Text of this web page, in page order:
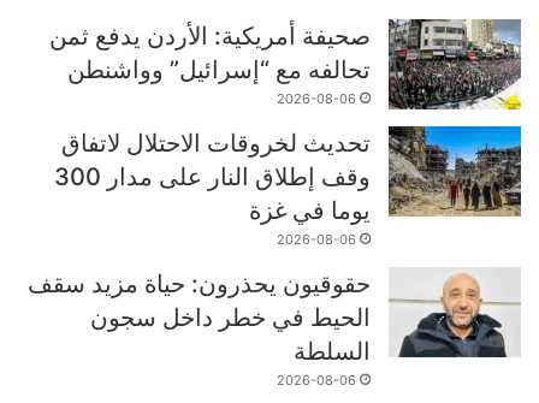
صحيفة أمريكية: الأردن يدفع ثمن
تحالفه مع “إسرائيل” وواشنطن
2026-08-06
تحديث لخروقات الاحتلال لاتفاق
وقف إطلاق النار على مدار 300
يوما في غزة
2026-08-06
حقوقيون يحذرون: حياة مزيد سقف
الحيط في خطر داخل سجون
السلطة
2026-08-06